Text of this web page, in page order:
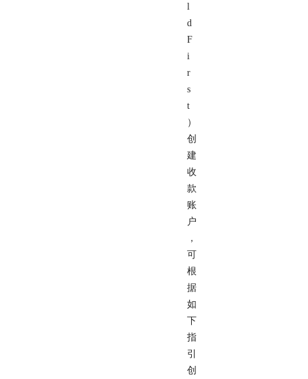
l
d
F
i
r
s
t
）
创
建
收
款
账
户
，
可
根
据
如
下
指
引
创